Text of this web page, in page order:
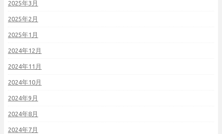
2025年3月
2025年2月
2025年1月
2024年12月
2024年11月
2024年10月
2024年9月
2024年8月
2024年7月